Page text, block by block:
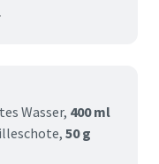
Wasser, 400 ml
50 g